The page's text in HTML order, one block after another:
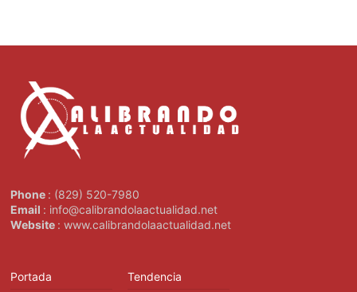
Phone : (829) 520-7980
Email : info@calibrandolaactualidad.net
Website : www.calibrandolaactualidad.net
Portada
Tendencia